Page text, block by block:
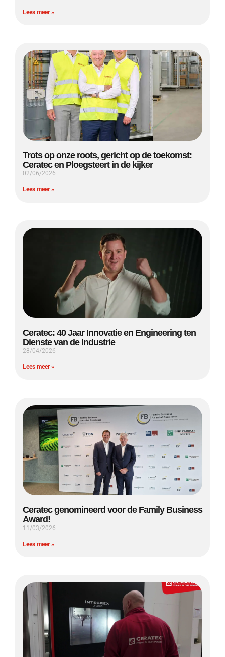
Lees meer »
Trots op onze roots, gericht op de toekomst:
Ceratec en Ploegsteert in de kijker
02/06/2026
Lees meer »
Ceratec: 40 Jaar Innovatie en Engineering ten
Dienste van de Industrie
28/04/2026
Lees meer »
Ceratec genomineerd voor de Family Business
Award!
11/03/2026
Lees meer »